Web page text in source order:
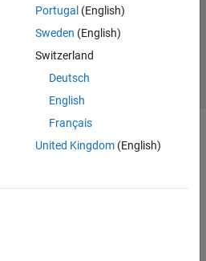
Portugal (English)
Sweden (English)
Switzerland
Deutsch
English
Français
United Kingdom(English)
Inc.